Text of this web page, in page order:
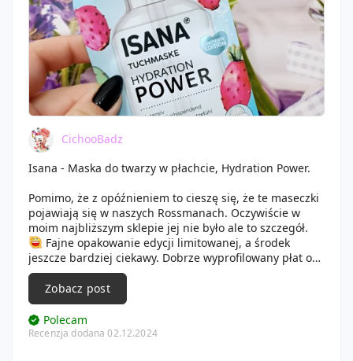
CichooBadz
Isana - Maska do twarzy w płachcie, Hydration Power.
Pomimo, że z opóźnieniem to cieszę się, że te maseczki
pojawiają się w naszych Rossmanach. Oczywiście w
moim najbliższym sklepie jej nie było ale to szczegół.
Fajne opakowanie edycji limitowanej, a środek
jeszcze bardziej ciekawy. Dobrze wyprofilowany płat o
przyjemnym słodkim zapachu, który towarzyszy nam
przez całą aplikacje. Super nawilża skórę co odczułam
również następnego dnia. Czułam, że twarz jest
odświeżona, bardziej orzeźwiona i ukojona. Dodatkowe
nawilżenie w takiej formie to coś wspaniałego. Dużo
Zobacz post
Polecam
Recenzja dodana 02.12.2024